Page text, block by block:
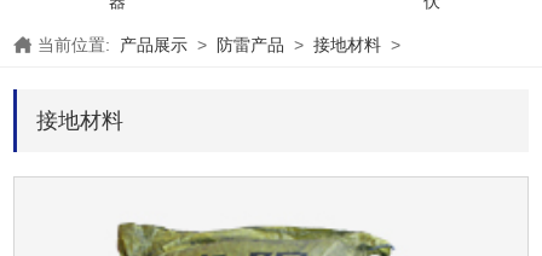
当前位置: 产品展示 > 防雷产品 > 接地材料 >
接地材料